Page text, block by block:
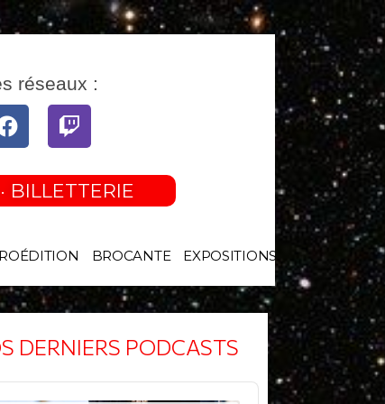
réseaux :
FacebookTwitch
BILLETTERIE
BROCANTE EXPOSITIONS
DERNIERS PODCASTS